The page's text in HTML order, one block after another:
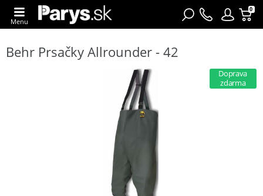
0
Menu
Behr Prsačky Allrounder - 42
Doprava
zdarma